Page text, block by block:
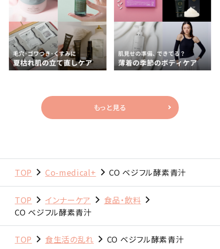
もっと見る
TOP Co-medical+ CO ベジフル酵素青汁
TOP インナーケア
食品・飲料
CO ベジフル酵素青汁
TOP 食生活の乱れ CO ベジフル酵素青汁